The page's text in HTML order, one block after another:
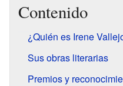
Contenido
¿Quién es Irene
Sus obras literarias
Premios y